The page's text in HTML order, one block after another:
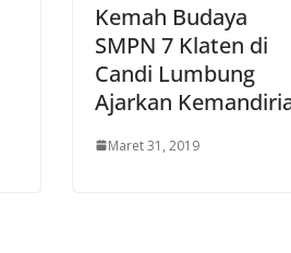
Kemah Budaya
SMPN 7 Klaten di
Candi Lumbung
Ajarkan
Maret 31, 2019